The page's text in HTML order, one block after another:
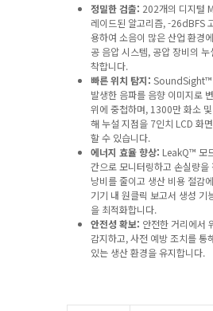
정밀한 검출: 202개의 디지털
레이드된 알고리즘, -26dBFS
용하여 소음이 많은 산업 환경
공 음압 시스템, 공압 장비의
착합니다.
빠른 위치 탐지: SoundSight™
발생한 음파를 음향 이미지로
위에 중첩하며, 1300만 화소
해 누설 지점을 7인치 LCD 화
할 수 있습니다.
에너지 효율 향상: LeakQ™ 모
간으로 모니터링하고 손실량을
낭비를 줄이고 생산 비용 절감
기기 내 원클릭 보고서 생성 기
을 최적화합니다.
안전성 확보: 안전한 거리에서
감지하고, 사전 예방 조치를 통
있는 생산 환경을 유지합니다.